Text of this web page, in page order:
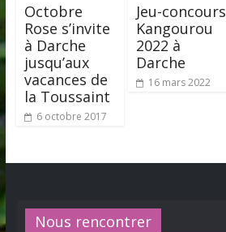
Octobre
Rose s’invite
à Darche
jusqu’aux
vacances de
la Toussaint
6 octobre 2017
Jeu-concours
Kangourou
2022 à
Darche
16 mars 2022
Nous rencontrer